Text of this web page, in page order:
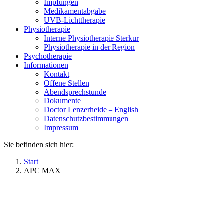
Impfungen
Medikamentabgabe
UVB-Lichttherapie
Physiotherapie
Interne Physiotherapie Sterkur
Physiotherapie in der Region
Psychotherapie
Informationen
Kontakt
Offene Stellen
Abendsprechstunde
Dokumente
Doctor Lenzerheide – English
Datenschutzbestimmungen
Impressum
Sie befinden sich hier:
Start
APC MAX